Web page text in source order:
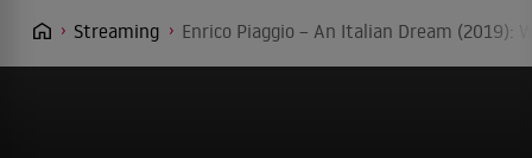
Streaming Enrico Piaggio – An Italian Dream (2019):